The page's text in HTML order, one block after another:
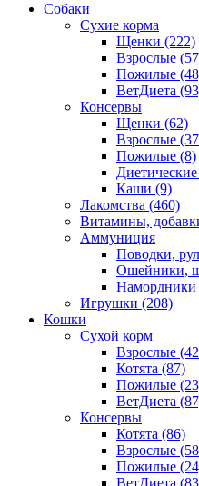
Собаки
Сухие корма
Щенки (222)
Взрослые
Пожилые
ВетДиета
Консервы
Щенки (62)
Взрослые
Пожилые (8)
Диетические
Каши (9)
Лакомства (460)
Витамины,
Аммуниция
Поводки,
Ошейники,
Намордники
Игрушки (208)
Кошки
Сухой корм
Взрослые
Котята (87)
Пожилые
ВетДиета
Консервы
Котята (86)
Взрослые
Пожилые
ВетДиета